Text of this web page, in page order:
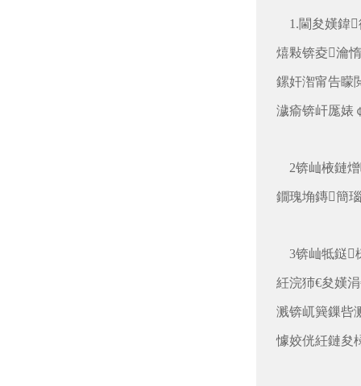
1.閫夋嫨鍏
熺敤锛夌瀹
鏍奸潪甯告矇
濊瘉锛屽厖婊
2锛屾棭鏈熷
鐗瑰埆鏄簡
3锛屾牴鎹
紝浣犻€夋嫨
溅锛屼簨鏁呰
懅姣侊紝鏈夋